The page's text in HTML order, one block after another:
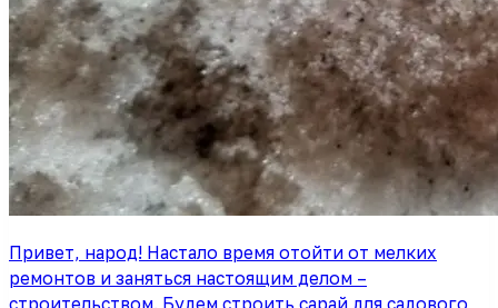
Привет, народ! Настало время отойти от мелких
ремонтов и заняться настоящим делом –
строительством. Будем строить сарай для садового